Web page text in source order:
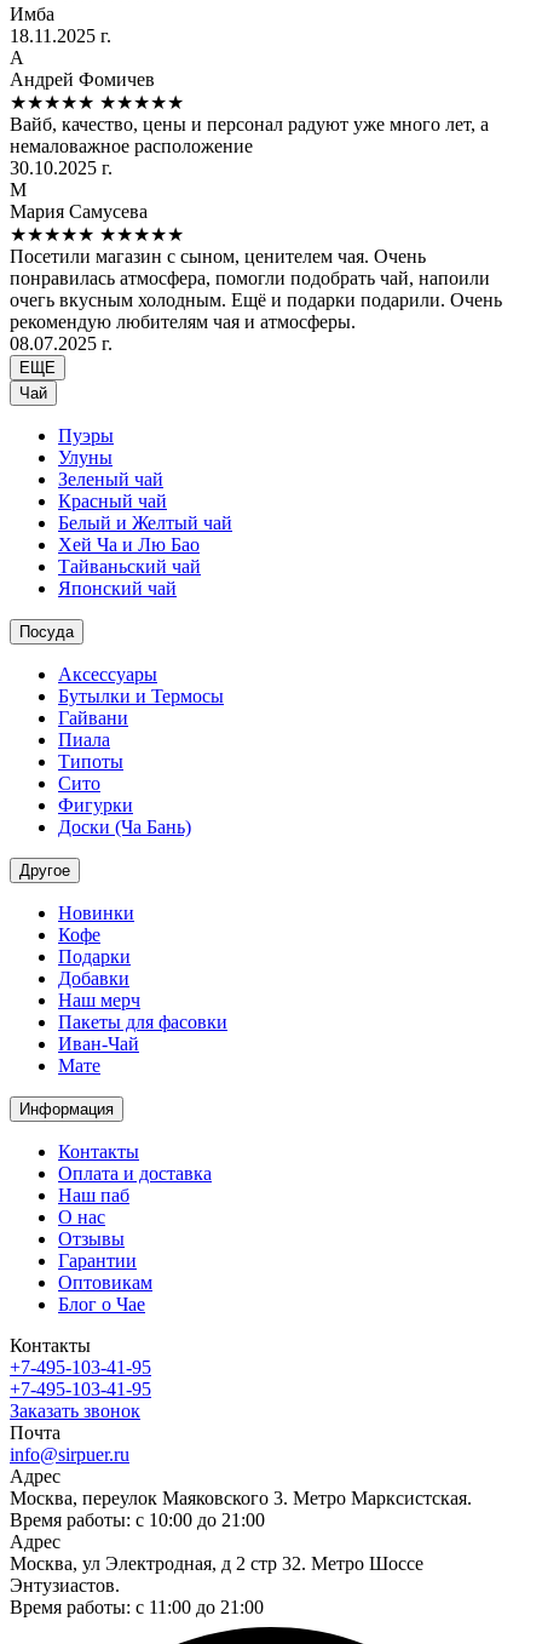
Имба
18.11.2025 г.
А
Андрей Фомичев
★★★★★ ★★★★★
Вайб, качество, цены и персонал радуют уже много лет, а
немаловажное расположение
30.10.2025 г.
М
Мария Самусева
★★★★★ ★★★★★
Посетили магазин с сыном, ценителем чая. Очень
понравилась атмосфера, помогли подобрать чай, напоили
очегь вкусным холодным. Ещё и подарки подарили. Очень
рекомендую любителям чая и атмосферы.
08.07.2025 г.
ЕЩЕ
Чай
Пуэры
Улуны
Зеленый чай
Красный чай
Белый и Желтый чай
Хей Ча и Лю Бао
Тайваньский чай
Японский чай
Посуда
Аксессуары
Бутылки и Термосы
Гайвани
Пиала
Типоты
Сито
Фигурки
Доски (Ча Бань)
Другое
Новинки
Кофе
Подарки
Добавки
Наш мерч
Пакеты для фасовки
Иван-Чай
Мате
Информация
Контакты
Оплата и доставка
Наш паб
О нас
Отзывы
Гарантии
Оптовикам
Блог о Чае
Контакты
+7-495-103-41-95
+7-495-103-41-95
Заказать звонок
Почта
info@sirpuer.ru
Адрес
Москва, переулок Маяковского 3. Метро Марксистская.
Время работы: с 10:00 до 21:00
Адрес
Москва, ул Электродная, д 2 стр 32. Метро Шоссе
Энтузиастов.
Время работы: с 11:00 до 21:00